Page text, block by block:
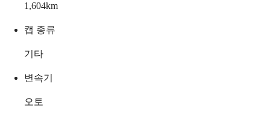
1,604km
캡 종류
기타
변속기
오토